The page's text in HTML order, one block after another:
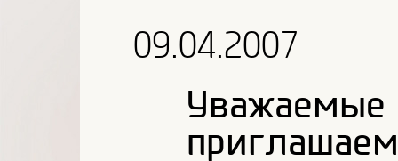
09.04.2007